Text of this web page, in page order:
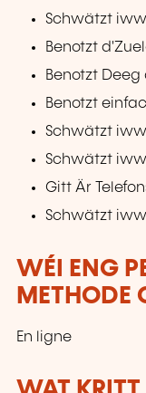
Schwätzt
Benotzt
Benotzt Deeg
Benotzt
Schwätzt
Schwätzt
Gitt Är
Schwätzt
WÉI ENG
METHODE
En ligne